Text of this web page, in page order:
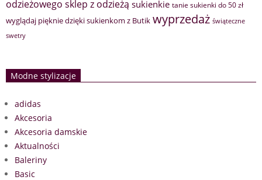
odzieżowego sklep z odzieżą sukienkie tanie sukienki do 50 zł
wyglądaj pięknie dzięki sukienkom z Butik wyprzedaż świąteczne
swetry
Modne stylizacje
adidas
Akcesoria
Akcesoria damskie
Aktualności
Baleriny
Basic